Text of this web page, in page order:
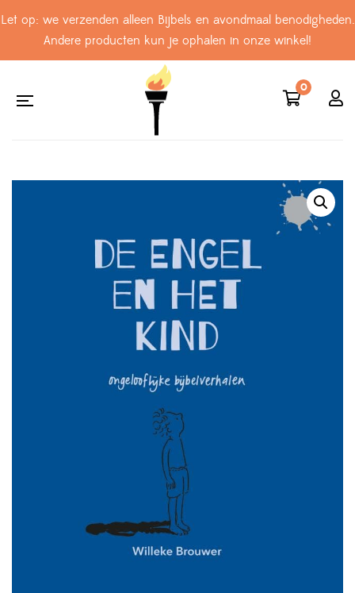
Let op: we verzenden alleen Bijbels en avondmaal benodigheden.
Andere producten kun je ophalen in onze winkel!
0